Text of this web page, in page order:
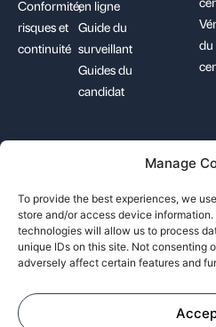
Manage
To provide the best experiences, we
store and/or access device
technologies will allow us to process
unique IDs on this site. Not consenting
adversely affect certain features and
Conformité,
risques et
continuité
en ligne
Guide du
surveillant
Guides du
candidat
du
©
Professional Evaluation and
Conditions générales
Protection des